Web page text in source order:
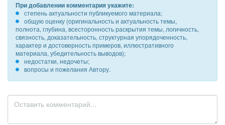
При добавлении комментария укажите:
степень актуальности публикуемого материала;
общую оценку (оригинальность и актуальность темы,
полнота, глубина, всесторонность раскрытия темы, логичность,
связность, доказательность, структурная упорядоченность,
характер и достоверность примеров, иллюстративного
материала, убедительность выводов);
недостатки, недочеты;
вопросы и пожелания Автору.